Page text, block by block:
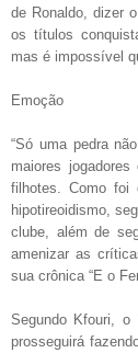
de Ronaldo, dizer
os títulos
mas é impossível
Emoção
“Só uma pedra
maiores
filhotes. Como foi
hipotireoidismo,
clube, além de
amenizar as
sua crônica “E o
Segundo Kfouri, o
prosseguirá